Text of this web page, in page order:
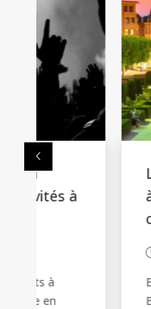
Les
à Bruxelles
ces
6 Août 2025
Explorez les
Bruxelles, de